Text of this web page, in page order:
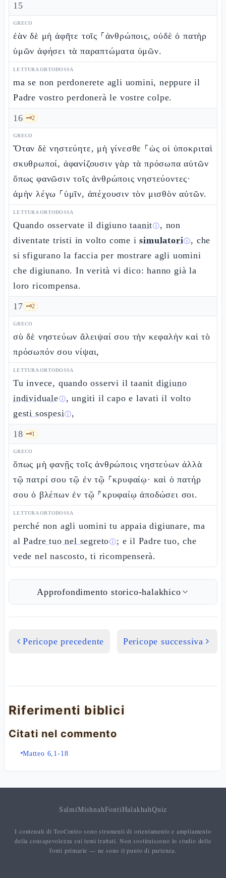
15
GRECO
ἐὰν δὲ μὴ ἀφῆτε τοῖς ⸀ἀνθρώποις, οὐδὲ ὁ πατὴρ
ὑμῶν ἀφήσει τὰ παραπτώματα ὑμῶν.
LETTURA ORTODOSSA
ma se non perdonerete agli uomini, neppure il
Padre vostro perdonerà le vostre colpe.
16 🗝️2
GRECO
Ὅταν δὲ νηστεύητε, μὴ γίνεσθε ⸀ὡς οἱ ὑποκριταὶ
σκυθρωποί, ἀφανίζουσιν γὰρ τὰ πρόσωπα αὐτῶν
ὅπως φανῶσιν τοῖς ἀνθρώποις νηστεύοντες·
ἀμὴν λέγω ⸀ὑμῖν, ἀπέχουσιν τὸν μισθὸν αὐτῶν.
LETTURA ORTODOSSA
Quando osservate il digiunotaanitⓘ, non
diventate tristi in volto come isimulatoriⓘ, che
si sfigurano la faccia per mostrare agli uomini
che digiunano. In verità vi dico: hanno già la
loro ricompensa.
17 🗝️2
GRECO
σὺ δὲ νηστεύων ἄλειψαί σου τὴν κεφαλὴν καὶ τὸ
πρόσωπόν σου νίψαι,
LETTURA ORTODOSSA
Tu invece, quando osservi il taanit digiuno
individualeⓘ, ungiti il capo e lavati il volto
gesti sospesiⓘ,
18 🗝️1
GRECO
ὅπως μὴ φανῇς τοῖς ἀνθρώποις νηστεύων ἀλλὰ
τῷ πατρί σου τῷ ἐν τῷ ⸀κρυφαίῳ· καὶ ὁ πατήρ
σου ὁ βλέπων ἐν τῷ ⸁κρυφαίῳ ἀποδώσει σοι.
LETTURA ORTODOSSA
perché non agli uomini tu appaia digiunare, ma
alPadre tuo nel segretoⓘ; e il Padre tuo, che
vede nel nascosto, ti ricompenserà.
Approfondimento storico-halakhico
Pericope precedente Pericope successiva
Riferimenti biblici
Citati nel commento
Matteo 6,1-18
SalmiMishnahFontiHalakhahQuiz
I contenuti di TeoCentro sono strumenti di orientamento e ampliamento
della consapevolezza sui temi trattati. Non sostituiscono lo studio delle
fonti primarie — ne sono il punto di partenza.